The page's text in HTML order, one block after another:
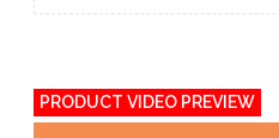
PRODUCT VIDEO PREVIEW